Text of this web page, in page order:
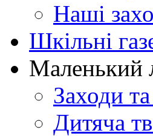
Наші
Шкільні
Маленький
Заходи
Дитяча